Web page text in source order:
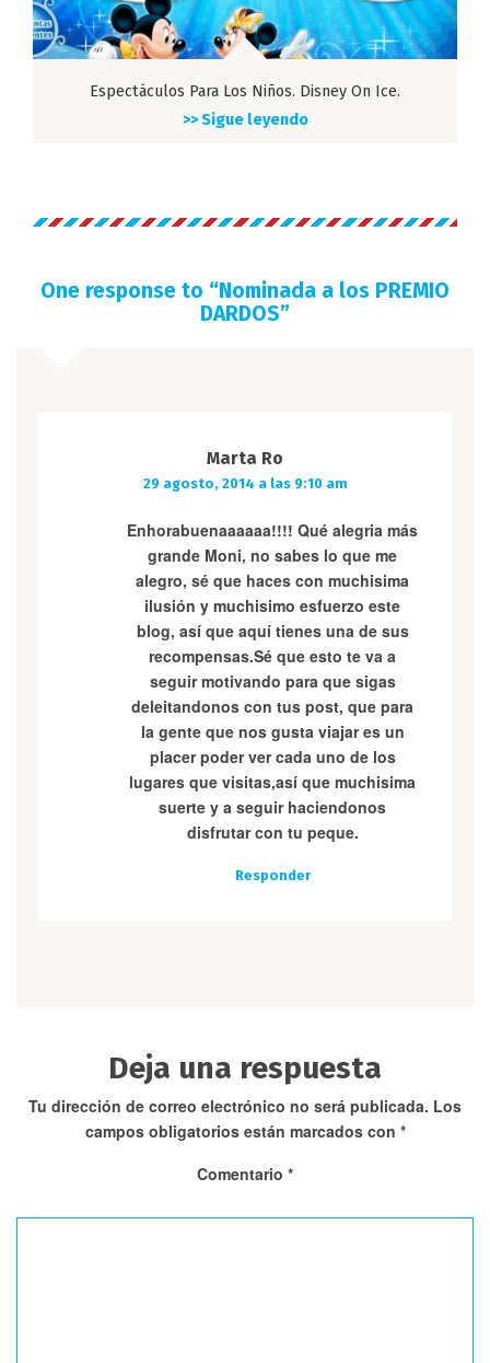
Espectáculos Para Los Niños. Disney On Ice.
>> Sigue leyendo
One response to “Nominada a los PREMIO
DARDOS”
Marta Ro
29 agosto, 2014 a las 9:10 am
Enhorabuenaaaaaa!!!! Qué alegria más
grande Moni, no sabes lo que me
alegro, sé que haces con muchisima
ilusión y muchisimo esfuerzo este
blog, así que aquí tienes una de sus
recompensas.Sé que esto te va a
seguir motivando para que sigas
deleitandonos con tus post, que para
la gente que nos gusta viajar es un
placer poder ver cada uno de los
lugares que visitas,así que muchisima
suerte y a seguir haciendonos
disfrutar con tu peque.
Responder
Deja una respuesta
Tu dirección de correo electrónico no será publicada. Los
campos obligatorios están marcados con *
Comentario *